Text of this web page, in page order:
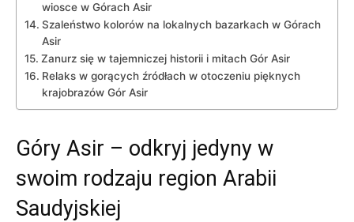
wiosce w Górach Asir
Szaleństwo kolorów na lokalnych bazarkach w Górach
Asir
Zanurz ⁢się w tajemniczej historii i mitach ⁣Gór Asir
Relaks⁢ w gorących źródłach w otoczeniu⁤ pięknych
krajobrazów Gór Asir
Góry‌ Asir​ – ​odkryj jedyny w
swoim rodzaju⁤ region‌ Arabii ​
Saudyjskiej